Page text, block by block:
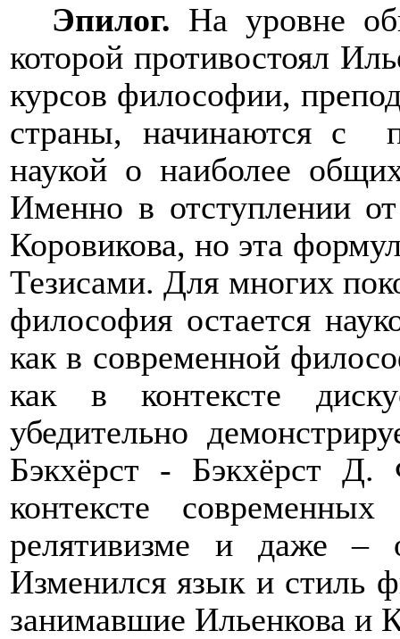
Эпилог. На уровне
которой противостоял
курсов философии,
страны, начинаются с
наукой о наиболее
Именно в отступлении
Коровикова, но эта
Тезисами. Для многих
философия остается
как в современной
как в контексте
убедительно
Бэкхёрст - Бэкхёрст
контексте
релятивизме и даже –
Изменился язык и стиль
занимавшие Ильенкова и